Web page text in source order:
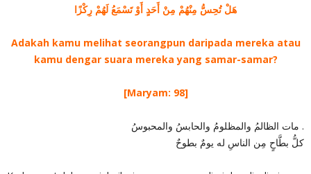
هَلْ تُحِسُّ مِنْهُمْ مِنْ أَحَدٍ أَوْ تَسْمَعُ لَهُمْ رِكْزًا
Adakah kamu melihat seorangpun daripada mereka atau
kamu dengar suara mereka yang samar-samar?
[Maryam: 98]
مات الظالمُ والمظلومُ والحابسُ والمحبوسُ .
كلُّ بطَّاحٍ مِن الناسِ له يومٌ بطوحٌ